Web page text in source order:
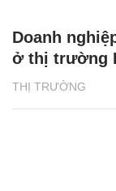
THỊ TRƯỜNG
Doanh
ở thị trường